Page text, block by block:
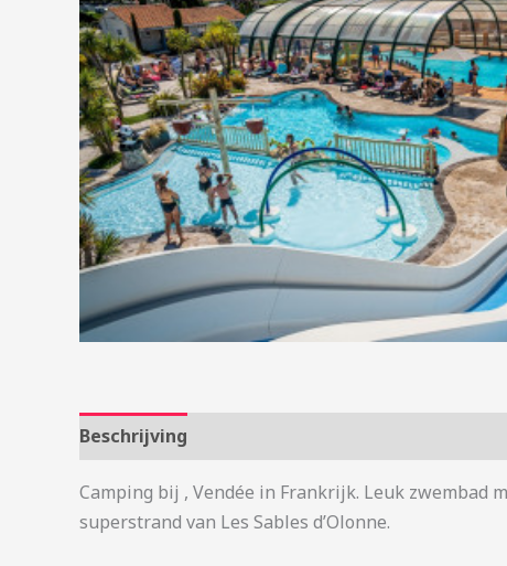
Beschrijving
Camping bij , Vendée in Frankrijk. Leuk
superstrand van Les Sables d’Olonne.